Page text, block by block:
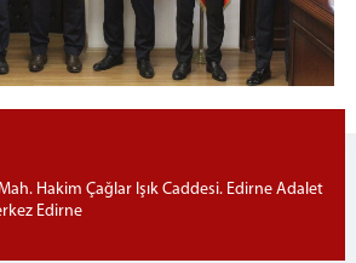
Hakim Çağlar Işık Caddesi. Edirne Adalet
Edirne